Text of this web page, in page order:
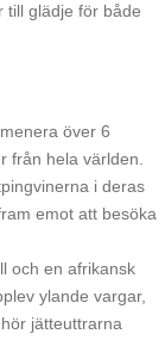
till glädje för både
över 6
från hela världen.
i deras
emot att besöka
och en afrikansk
ylande vargar,
jätteuttrarna